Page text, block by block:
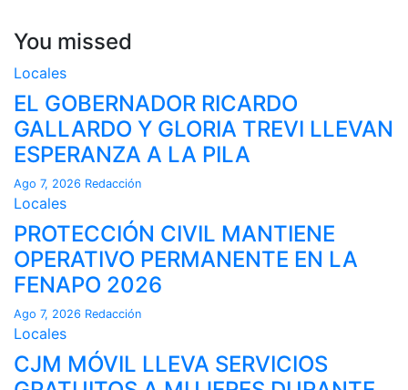
You missed
Locales
EL GOBERNADOR RICARDO
GALLARDO Y GLORIA TREVI LLEVAN
ESPERANZA A LA PILA
Ago 7, 2026 Redacción
Locales
PROTECCIÓN CIVIL MANTIENE
OPERATIVO PERMANENTE EN LA
FENAPO 2026
Ago 7, 2026 Redacción
Locales
CJM MÓVIL LLEVA SERVICIOS